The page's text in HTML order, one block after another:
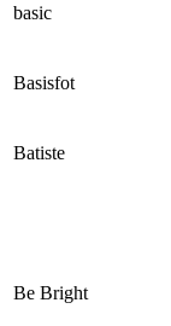
basic
Basisfot
Batiste
Be Bright